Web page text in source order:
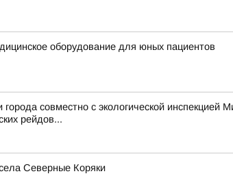
оборудование для юных пациентов
совместно с экологической инспекцией
рейдов...
Северные Коряки